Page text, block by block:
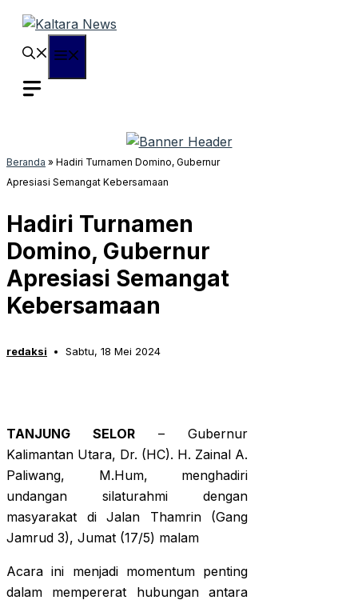
Langsung
Beranda » Hadiri Turnamen Domino, Gubernur
Apresiasi Semangat Kebersamaan
Hadiri Turnamen
Domino, Gubernur
Apresiasi Semangat
Kebersamaan
redaksi Sabtu, 18 Mei 2024
TANJUNG SELOR – Gubernur
Kalimantan Utara, Dr. (HC). H. Zainal A.
Paliwang, M.Hum, menghadiri
undangan silaturahmi dengan
masyarakat di Jalan Thamrin (Gang
Jamrud 3), Jumat (17/5) malam
Acara ini menjadi momentum penting
dalam mempererat hubungan antara